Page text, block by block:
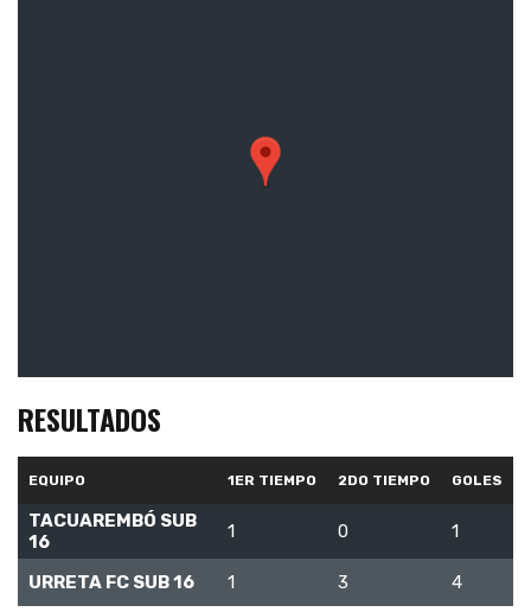
RESULTADOS
EQUIPO 1ER TIEMPO 2DO TIEMPO GOLES
TACUAREMBÓ SUB
16
1 0 1
URRETA FC SUB 16 1 3 4